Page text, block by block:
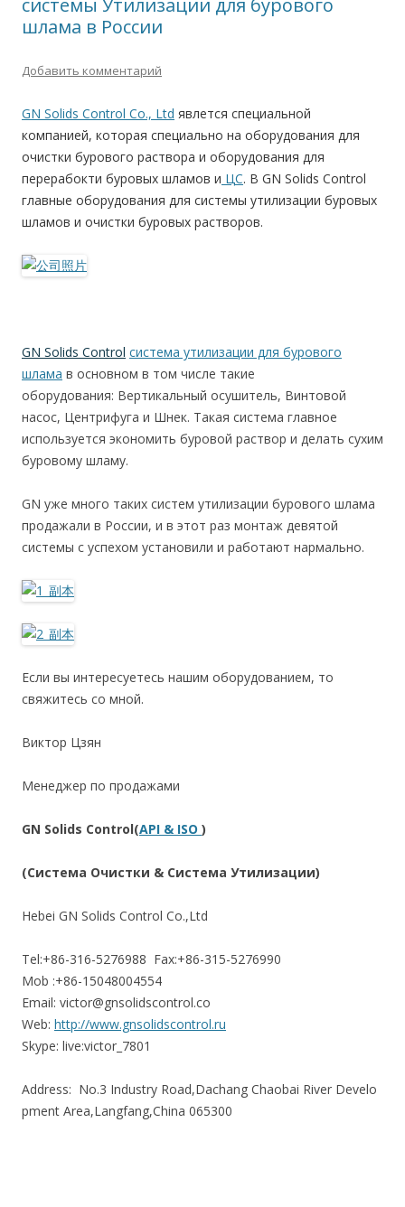
системы Утилизации для бурового
шлама в России
Добавить комментарий
GN Solids Control Co., Ltd явлется специальной
компанией, которая специально на оборудования для
очистки бурового раствора и оборудования для
перерабокти буровых шламов и ЦС. В GN Solids Control
главные оборудования для системы утилизации буровых
шламов и очистки буровых растворов.
GN Solids Control система утилизации для бурового
шлама в основном в том числе такие
оборудования: Вертикальный осушитель, Винтовой
насос, Центрифуга и Шнек. Такая система главное
используется экономить буровой раствор и делать сухим
буровому шламу.
GN уже много таких систем утилизации бурового шлама
продажали в России, и в этот раз монтаж девятой
системы с успехом установили и работают нармально.
Если вы интересуетесь нашим оборудованием, то
свяжитесь со мной.
Виктор Цзян
Менеджер по продажами
GN Solids Control(API & ISO )
(Система Очистки & Система Утилизации)
Hebei GN Solids Control Co.,Ltd
Tel:+86-316-5276988 Fax:+86-315-5276990
Mob :+86-15048004554
Email: victor@gnsolidscontrol.co
Web: http://www.gnsolidscontrol.ru
Skype: live:victor_7801
Address: No.3 Industry Road,Dachang Chaobai River Develo
pment Area,Langfang,China 065300